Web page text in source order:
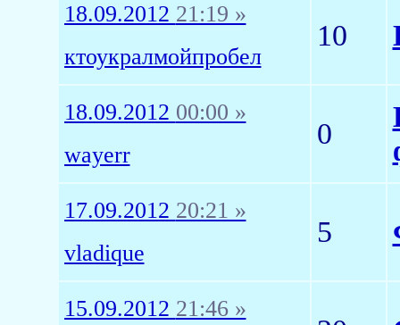
18.09.2012 21:19 »
ктоукралмойпробел
10
18.09.2012 00:00 »
wayerr
0
17.09.2012 20:21 »
vladique
5
15.09.2012 21:46 »